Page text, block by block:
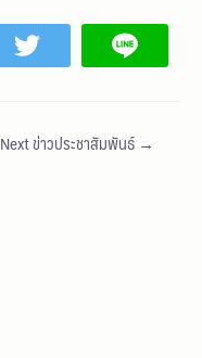
Next ข่าวประชาสัมพันธ์ →